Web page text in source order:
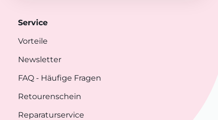
Service
Vorteile
Newsletter
FAQ - Häufige Fragen
Retourenschein
Reparaturservice